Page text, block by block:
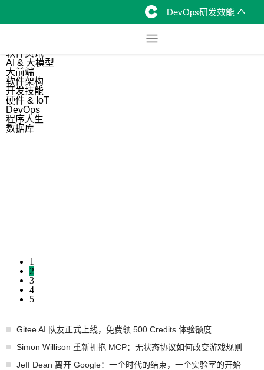
DevOps研发效能
软件资讯
AI & 大模型
大前端
软件架构
开发技能
硬件 & IoT
DevOps
程序人生
数据库
1
2
3
4
5
Gitee AI 队友正式上线，免费领 500 Credits 体验额度
Simon Willison 重新拥抱 MCP：无状态协议如何改变游戏规则
Jeff Dean 离开 Google：一个时代的结束，一个实验室的开始